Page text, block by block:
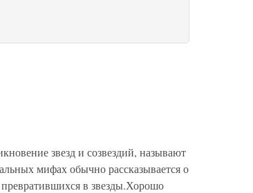
звезд и созвездий, называют
мифах обычно рассказывается о
в звезды.Хорошо